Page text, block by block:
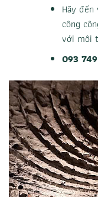
Hãy
công
với môi
093